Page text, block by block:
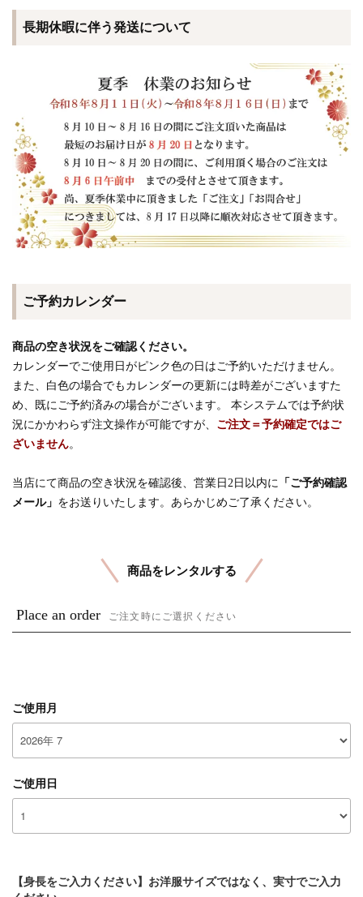
長期休暇に伴う発送について
ご予約カレンダー
商品の空き状況をご確認ください。
カレンダーでご使用日がピンク色の日はご予約いただけません。
また、白色の場合でもカレンダーの更新には時差がございますた
め、既にご予約済みの場合がございます。 本システムでは予約状
況にかかわらず注文操作が可能ですが、 ご注文＝予約確定ではご
ざいません。
当店にて商品の空き状況を確認後、営業日2日以内に 「ご予約確認
メール」 をお送りいたします。あらかじめご了承ください。
商品をレンタルする
Place an order ご注文時にご選択ください
ご使用月
ご使用日
【身長をご入力ください】お洋服サイズではなく、実寸でご入力